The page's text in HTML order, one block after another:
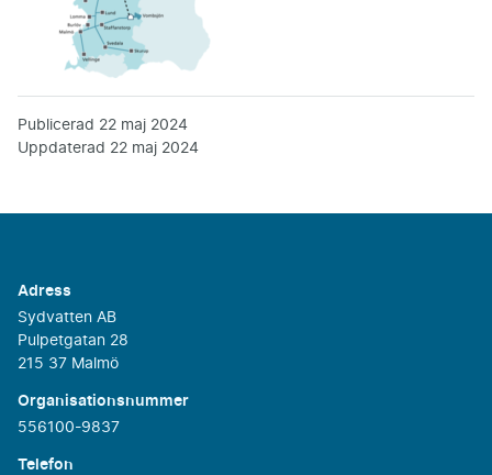
Publicerad 22 maj 2024
Uppdaterad 22 maj 2024
Adress
Sydvatten AB
Pulpetgatan 28
215 37 Malmö
Organisationsnummer
556100-9837
Telefon